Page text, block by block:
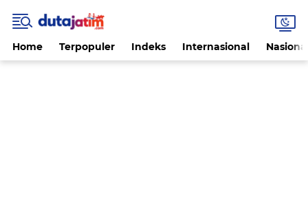
Home Terpopuler Indeks Internasional